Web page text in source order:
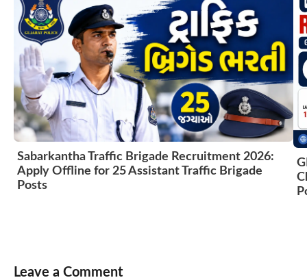
Sabarkantha Traffic Brigade Recruitment 2026:
Apply Offline for 25 Assistant Traffic Brigade
Posts
Leave a Comment